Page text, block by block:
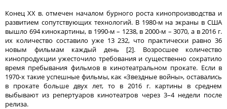
Конец XX в. отмечен началом бурного роста кинопроизводства и
развитием сопутствующих технологий. В 1980-м на экраны в США
вышло 694 кинокартины, в 1990-м – 1238, в 2000-м – 3070, а в 2016 г.
их количество составило уже 13 232, что практически равно 36
новым фильмам каждый день [2]. Возросшее количество
кинопродукции ужесточило требования и существенно сократило
время пребывания фильмов в кинотеатральном прокате. Если в
1970-х такие успешные фильмы, как «Звездные войны», оставались
в прокате больше двух лет, то в 2016 г. картины в среднем
выбывают из репертуаров кинотеатров через 3–4 недели после
релиза.